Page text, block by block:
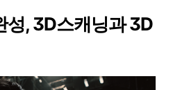
성, 3D스캐닝과 3D